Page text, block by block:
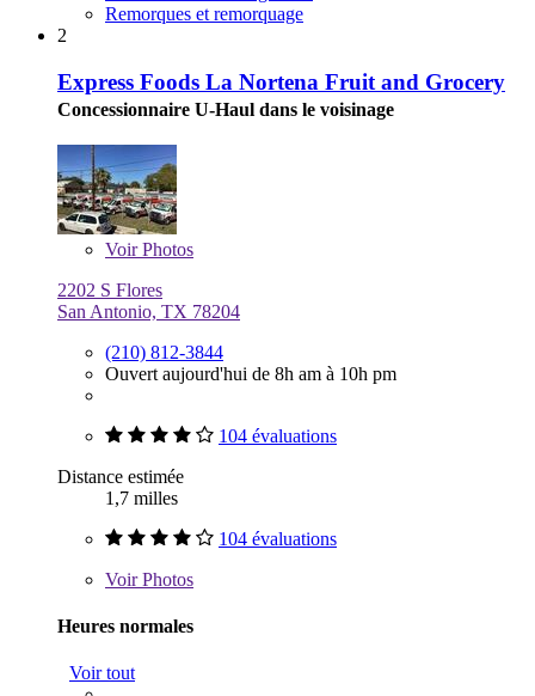
Remorques et remorquage
2
Express Foods La Nortena Fruit and Grocery
Concessionnaire U-Haul dans le voisinage
VoirPhotos
2202 S Flores
San Antonio, TX 78204
(210) 812-3844
Ouvert aujourd'hui de 8h am à 10h pm
104 évaluations
Distance estimée
1,7 milles
104 évaluations
VoirPhotos
Heures normales
Voir tout